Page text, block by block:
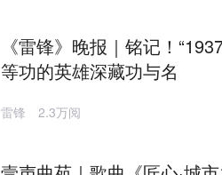
《雷锋》晚报｜铭记！
等功的英雄深藏功与名
雷锋 2.3万阅